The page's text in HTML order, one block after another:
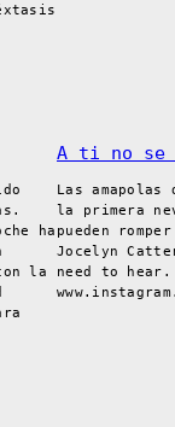
ha
la
A ti no se
Las amapolas
la primera
pueden
Jocelyn
need to hear.